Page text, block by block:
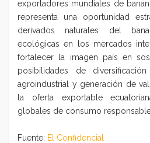
exportadores mundiales de
representa una oportunidad
derivados naturales del
ecológicas en los mercados
fortalecer la imagen país en
posibilidades de
agroindustrial y generación de
la oferta exportable
globales de consumo
Fuente: El Confidencial